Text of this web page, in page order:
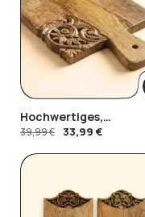
Hochwertiges,
Geschnitztes
39,99€ 33,99 €